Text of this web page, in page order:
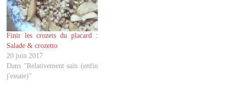
(
o
u
v
r
e
d
a
n
s
u
n
k
(
o
u
v
r
e
d
n
s
Finir les crozets du placard :
Salade & crozetto
20 juin 2017
Dans "Relativement sain (enfin
j'essaie)"